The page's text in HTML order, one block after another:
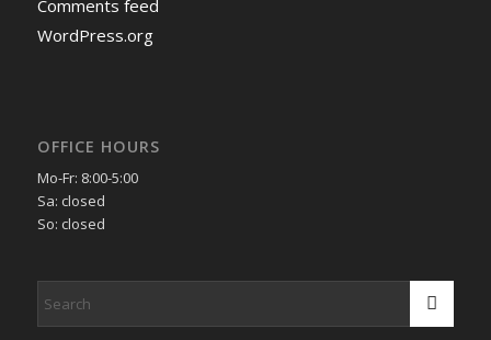
Comments feed
WordPress.org
OFFICE HOURS
Mo-Fr: 8:00-5:00
Sa: closed
So: closed